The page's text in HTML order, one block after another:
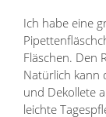
Ich habe eine
Fläschen. Den
Natürlich kann
und Dekollete
leichte